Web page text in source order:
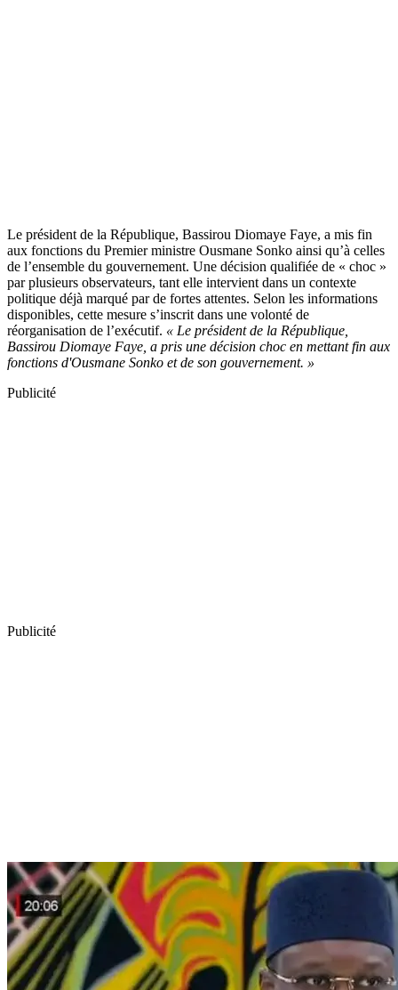
Le président de la République, Bassirou Diomaye Faye, a mis fin
aux fonctions du Premier ministre Ousmane Sonko ainsi qu’à celles
de l’ensemble du gouvernement. Une décision qualifiée de « choc »
par plusieurs observateurs, tant elle intervient dans un contexte
politique déjà marqué par de fortes attentes. Selon les informations
disponibles, cette mesure s’inscrit dans une volonté de
réorganisation de l’exécutif. « Le président de la République,
Bassirou Diomaye Faye, a pris une décision choc en mettant fin aux
fonctions d'Ousmane Sonko et de son gouvernement. »
Publicité
Publicité